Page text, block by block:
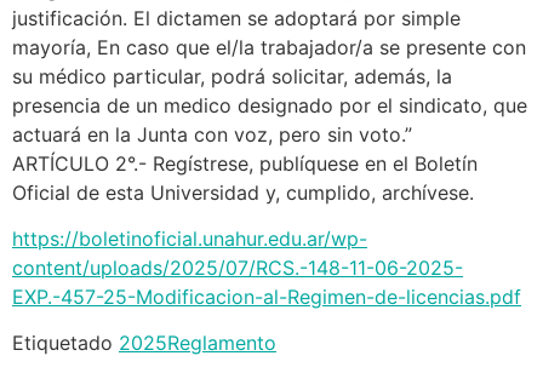
justificación. El dictamen se adoptará por simple
mayoría, En caso que el/la trabajador/a se presente con
su médico particular, podrá solicitar, además, la
presencia de un medico designado por el sindicato, que
actuará en la Junta con voz, pero sin voto.”
ARTÍCULO 2°.- Regístrese, publíquese en el Boletín
Oficial de esta Universidad y, cumplido, archívese.
https://boletinoficial.unahur.edu.ar/wp-
content/uploads/2025/07/RCS.-148-11-06-2025-
EXP.-457-25-Modificacion-al-Regimen-de-licencias.pdf
Etiquetado 2025Reglamento